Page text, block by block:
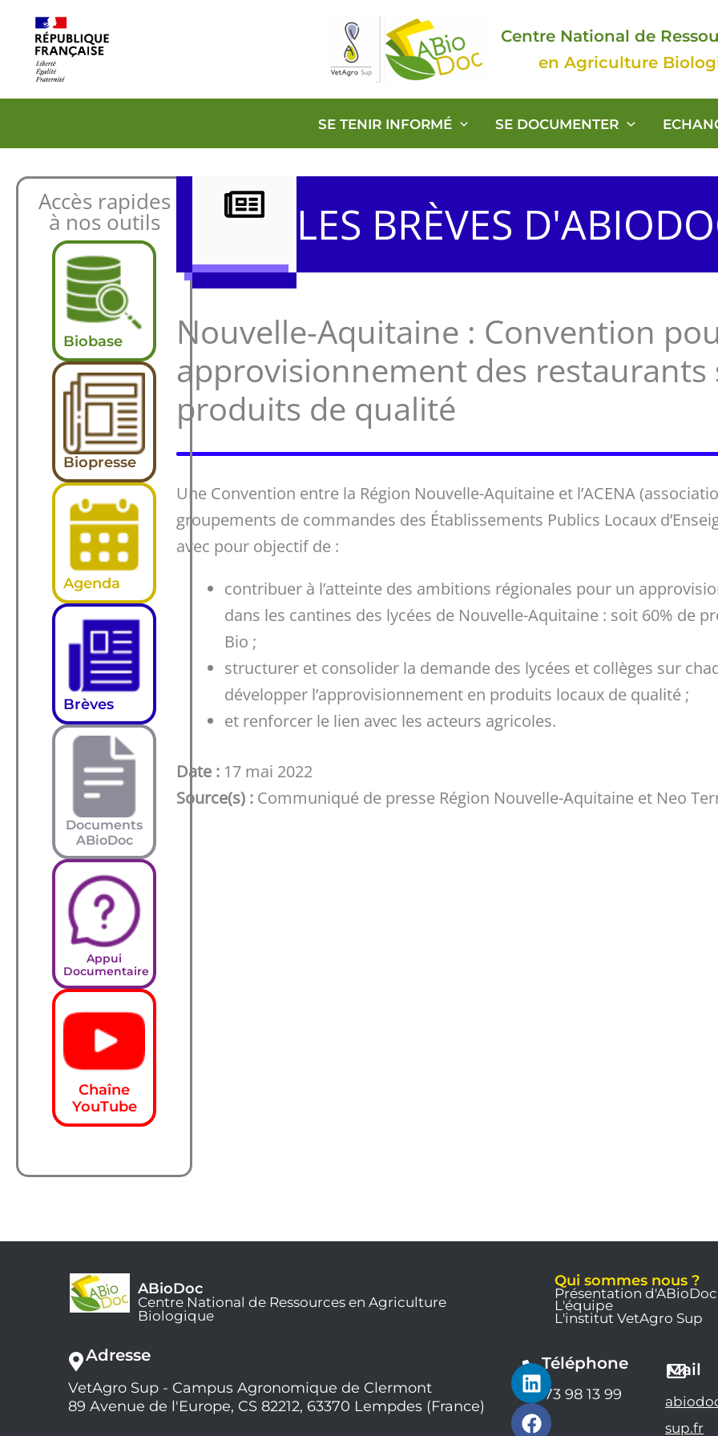
contenu
Centre National de
en Agriculture
SE TENIR INFORMÉ SE DOCUMENTER
Accès rapides
à nos outils
Biobase
Biopresse
Agenda
Brèves
Documents
ABioDoc
Appui
Documentaire
Chaîne
YouTube
LES BRÈVES
Nouvelle-Aquitaine : Convention
approvisionnement des restaurants
produits de qualité
Une Convention entre la Région Nouvelle-Aquitaine et l’ACENA
groupements de commandes des Établissements Publics Locaux
avec pour objectif de :
contribuer à l’atteinte des ambitions régionales pour un
dans les cantines des lycées de Nouvelle-Aquitaine : soit 60% de
Bio ;
structurer et consolider la demande des lycées et collèges sur
développer l’approvisionnement en produits locaux de qualité ;
et renforcer le lien avec les acteurs agricoles.
Date : 17 mai 2022
Source(s) : Communiqué de presse Région Nouvelle-Aquitaine et Neo
ABioDoc
Centre National de Ressources en Agriculture
Biologique
Adresse
VetAgro Sup - Campus Agronomique de Clermont
89 Avenue de l'Europe, CS 82212, 63370 Lempdes (France)
Téléphone
04 73 98 13 99
Mail
sup.fr
L
i
n
F
a
c
Y
o
u
Qui sommes nous ?
Présentation d'ABioDoc
L'équipe
L'institut VetAgro Sup